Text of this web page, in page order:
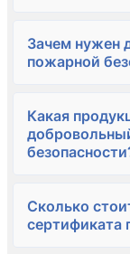
Зачем нужен
пожарной
Какая
Сколько
сертификата